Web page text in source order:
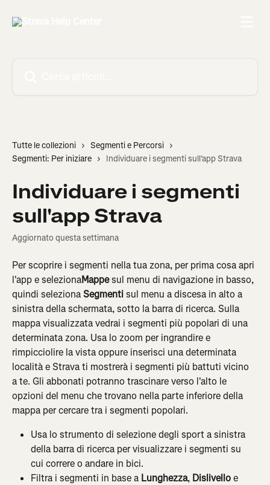
Tutte le collezioni
Segmenti e Percorsi
Segmenti: Per iniziare
Individuare i segmenti sull'app Strava
Individuare i segmenti
sull'app Strava
Aggiornato questa settimana
Per scoprire i segmenti nella tua zona, per prima cosa apri
l'app e selezionaMappe sul menu di navigazione in basso,
quindi seleziona Segmenti sul menu a discesa in alto a
sinistra della schermata, sotto la barra di ricerca. Sulla
mappa visualizzata vedrai i segmenti più popolari di una
determinata zona. Usa lo zoom per ingrandire e
rimpicciolire la vista oppure inserisci una determinata
località e Strava ti mostrerà i segmenti più battuti vicino
a te. Gli abbonati potranno trascinare verso l'alto le
opzioni del menu che trovano nella parte inferiore della
mappa per cercare tra i segmenti popolari.
Usa lo strumento di selezione degli sport a sinistra
della barra di ricerca per visualizzare i segmenti su
cui correre o andare in bici.
Filtra i segmenti in base a Lunghezza, Dislivello e